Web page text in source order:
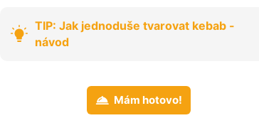
TIP: Jak jednoduše tvarovat kebab -
návod
Mám hotovo!